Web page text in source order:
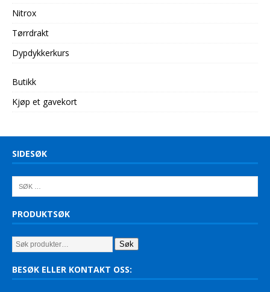
Nitrox
Tørrdrakt
Dypdykkerkurs
Butikk
Kjøp et gavekort
SIDESØK
PRODUKTSØK
Søk
BESØK ELLER KONTAKT OSS: